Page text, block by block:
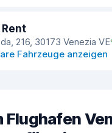
216, 30173 Venezia VE
Fahrzeuge anzeigen
Flughafen